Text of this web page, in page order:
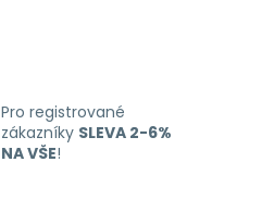
Pro registrované
zákazníky SLEVA 2-6%
NA VŠE!